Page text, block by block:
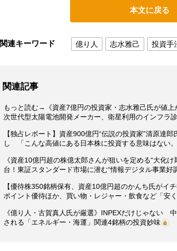
本文に戻る
関連キーワード 億り人 志水雅己 投資手
関連記事
もっと読む→《資産7億円の投資家・志水雅己氏が値上
次世代型太陽電池開発メーカー、衛星利用のインフラ
【独占レポート】資産900億円“伝説の投資家”清原達
し 「こんな高値にある日本株に投資する意味はない。
《資産10億円超の株億太郎さんが狙いを定める“大化
台！東証スタンダード市場に潜む“情報デジタル事業好
【優待株350銘柄保有、資産10億円超のかんち氏がイ
ポイント優待ほか、買い物・レジャー・飲食など「安
《億り人・古賀真人氏が厳選》INPEXだけじゃない
される「エネルギー・海運」関連4銘柄の投資妙味